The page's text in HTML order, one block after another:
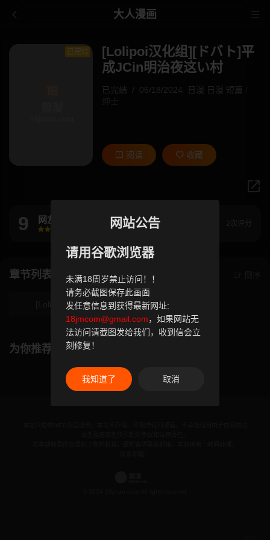
大人漫画
已完结
[Lolipoi汉化组][ドバト]平
成JCin明治夜这い村
已完结 / 06/18/2024 日漫 日漫 短篇
阅读 收藏
9 网友评分
很差
较差
还行推荐力荐
2次评分
章节列表
为你推荐
网站公告
请用谷歌浏览器
未满18周岁禁止访问！！
请务必截图保存此画面
发任意信息到获得最新网址:
18jmcom@gmail.com，如果网站无
法访问请截图发给我们，收到信会立
刻修复！
我知道了 取消